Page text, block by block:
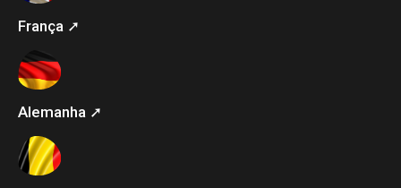
França ➚
Alemanha ➚